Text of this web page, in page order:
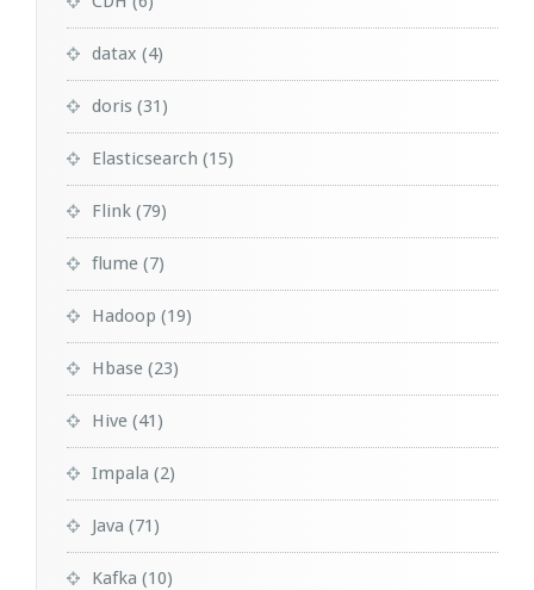
datax (4)
doris (31)
Elasticsearch (15)
Flink (79)
flume (7)
Hadoop (19)
Hbase (23)
Hive (41)
Impala (2)
Java (71)
Kafka (10)